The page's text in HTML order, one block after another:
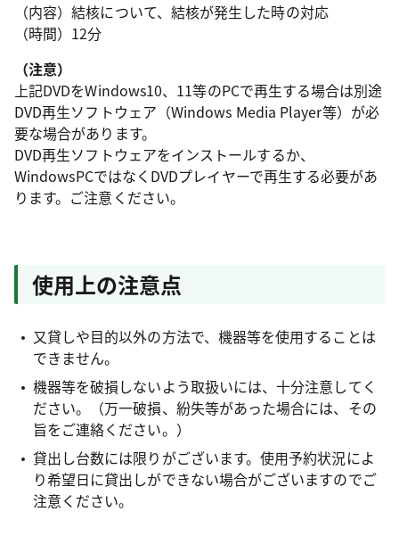
（内容）結核について、結核が発生した時の対応
（時間）12分
（注意）
上記DVDをWindows10、11等のPCで再生する場合は別途
DVD再生ソフトウェア（Windows Media Player等）が必
要な場合があります。
DVD再生ソフトウェアをインストールするか、
WindowsPCではなくDVDプレイヤーで再生する必要があ
ります。ご注意ください。
使用上の注意点
又貸しや目的以外の方法で、機器等を使用することは
できません。
機器等を破損しないよう取扱いには、十分注意してく
ださい。（万一破損、紛失等があった場合には、その
旨をご連絡ください。）
貸出し台数には限りがございます。使用予約状況によ
り希望日に貸出しができない場合がございますのでご
注意ください。